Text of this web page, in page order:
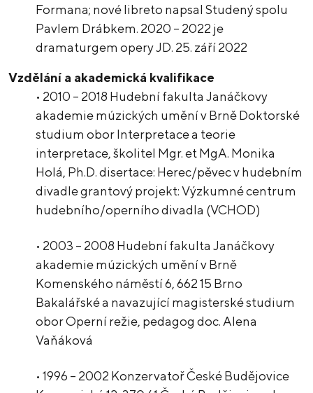
Formana; nové libreto napsal Studený spolu
Pavlem Drábkem. 2020 – 2022 je
dramaturgem opery JD. 25. září 2022
Vzdělání a akademická kvalifikace
• 2010 – 2018 Hudební fakulta Janáčkovy
akademie múzických umění v Brně Doktorské
studium obor Interpretace a teorie
interpretace, školitel Mgr. et MgA. Monika
Holá, Ph.D. disertace: Herec/pěvec v hudebním
divadle grantový projekt: Výzkumné centrum
hudebního/operního divadla (VCHOD)
• 2003 – 2008 Hudební fakulta Janáčkovy
akademie múzických umění v Brně
Komenského náměstí 6, 662 15 Brno
Bakalářské a navazující magisterské studium
obor Operní režie, pedagog doc. Alena
Vaňáková
• 1996 – 2002 Konzervatoř České Budějovice